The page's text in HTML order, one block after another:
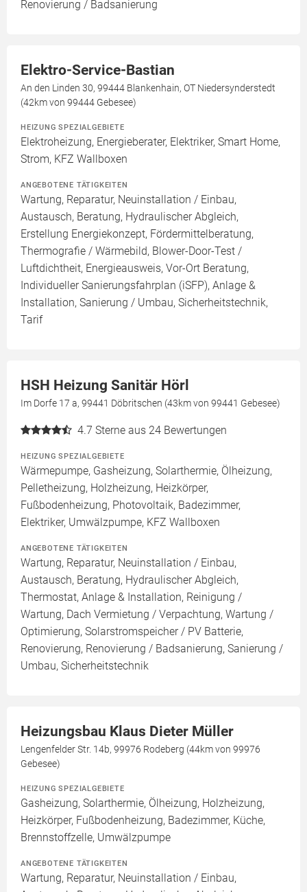
Renovierung / Badsanierung
Elektro-Service-Bastian
An den Linden 30, 99444 Blankenhain, OT Niedersynderstedt
(42km von 99444 Gebesee)
HEIZUNG SPEZIALGEBIETE
Elektroheizung, Energieberater, Elektriker, Smart Home,
Strom, KFZ Wallboxen
ANGEBOTENE TÄTIGKEITEN
Wartung, Reparatur, Neuinstallation / Einbau,
Austausch, Beratung, Hydraulischer Abgleich,
Erstellung Energiekonzept, Fördermittelberatung,
Thermografie / Wärmebild, Blower-Door-Test /
Luftdichtheit, Energieausweis, Vor-Ort Beratung,
Individueller Sanierungsfahrplan (iSFP), Anlage &
Installation, Sanierung / Umbau, Sicherheitstechnik,
Tarif
HSH Heizung Sanitär Hörl
Im Dorfe 17 a, 99441 Döbritschen (43km von 99441 Gebesee)
4.7 Sterne aus 24 Bewertungen
HEIZUNG SPEZIALGEBIETE
Wärmepumpe, Gasheizung, Solarthermie, Ölheizung,
Pelletheizung, Holzheizung, Heizkörper,
Fußbodenheizung, Photovoltaik, Badezimmer,
Elektriker, Umwälzpumpe, KFZ Wallboxen
ANGEBOTENE TÄTIGKEITEN
Wartung, Reparatur, Neuinstallation / Einbau,
Austausch, Beratung, Hydraulischer Abgleich,
Thermostat, Anlage & Installation, Reinigung /
Wartung, Dach Vermietung / Verpachtung, Wartung /
Optimierung, Solarstromspeicher / PV Batterie,
Renovierung, Renovierung / Badsanierung, Sanierung /
Umbau, Sicherheitstechnik
Heizungsbau Klaus Dieter Müller
Lengenfelder Str. 14b, 99976 Rodeberg (44km von 99976
Gebesee)
HEIZUNG SPEZIALGEBIETE
Gasheizung, Solarthermie, Ölheizung, Holzheizung,
Heizkörper, Fußbodenheizung, Badezimmer, Küche,
Brennstoffzelle, Umwälzpumpe
ANGEBOTENE TÄTIGKEITEN
Wartung, Reparatur, Neuinstallation / Einbau,